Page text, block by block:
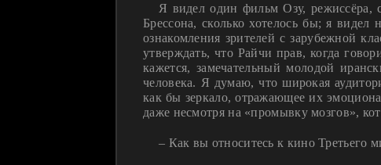
Я видел один фильм Озу, режиссёра,
Брессона, сколько хотелось бы; я
ознакомления зрителей с зарубежной
утверждать, что Райчи прав, когда
кажется, замечательный молодой
человека. Я думаю, что широкая
как бы зеркало, отражающее их
даже несмотря на «промывку мозгов»,
– Как вы относитесь к кино Третьего